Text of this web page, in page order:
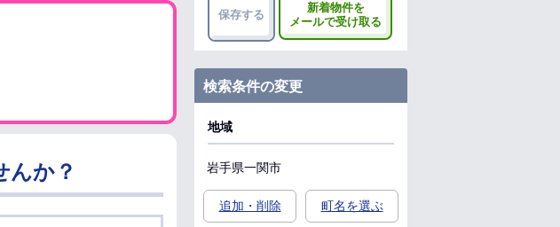
んか？
保存する
新着物件を
メールで受け取る
検索条件の変更
地域
岩手県一関市
追加・削除 町名を選ぶ